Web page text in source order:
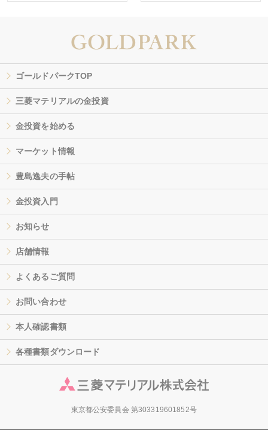
ゴールドパークTOP
三菱マテリアルの金投資
金投資を始める
マーケット情報
豊島逸夫の手帖
金投資入門
お知らせ
店舗情報
よくあるご質問
お問い合わせ
本人確認書類
各種書類ダウンロード
東京都公安委員会 第303319601852号